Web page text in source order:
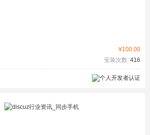
¥100.00
安装次数: 416